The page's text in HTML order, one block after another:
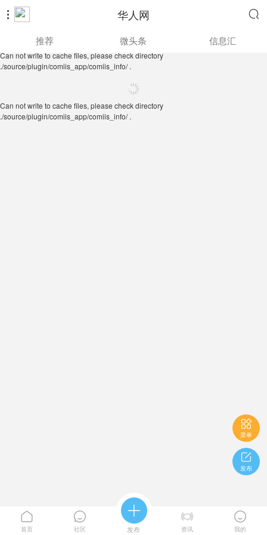
 华人网 
./source/plugin/comiis_app/comiis_info/ .
推荐 微头条 信息汇
Can not write to cache files, please check directory
./source/plugin/comiis_app/comiis_info/ .

菜单

发布

首页

社区

发布

资讯

我的
Can not write to cache files, please check directory
./source/plugin/comiis_app/comiis_info/ .